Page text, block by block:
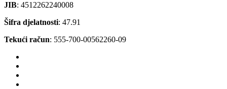
JIB: 4512262240008
Šifra djelatnosti: 47.91
Tekući račun: 555-700-00562260-09